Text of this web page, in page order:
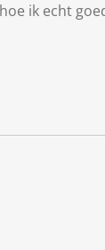
ik echt